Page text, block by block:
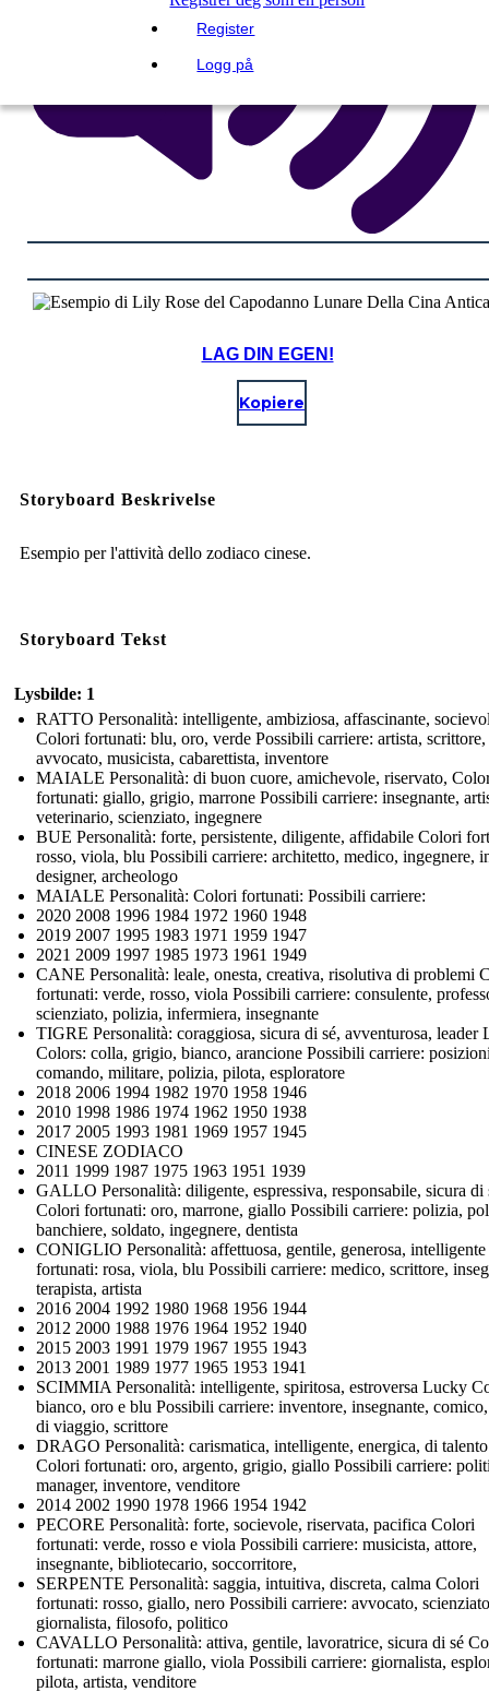
Register
Logg på
LAG DIN EGEN!
Kopiere
Storyboard Beskrivelse
Esempio per l'attività dello zodiaco cinese.
Storyboard Tekst
Lysbilde: 1
RATTO Personalità: intelligente, ambiziosa, affascinante,
Colori fortunati: blu, oro, verde Possibili carriere: artista, scrittore,
avvocato, musicista, cabarettista, inventore
MAIALE Personalità: di buon cuore, amichevole, riservato,
fortunati: giallo, grigio, marrone Possibili carriere: insegnante,
veterinario, scienziato, ingegnere
BUE Personalità: forte, persistente, diligente, affidabile Colori
rosso, viola, blu Possibili carriere: architetto, medico, ingegnere,
designer, archeologo
MAIALE Personalità: Colori fortunati: Possibili carriere:
2020 2008 1996 1984 1972 1960 1948
2019 2007 1995 1983 1971 1959 1947
2021 2009 1997 1985 1973 1961 1949
CANE Personalità: leale, onesta, creativa, risolutiva di problemi
fortunati: verde, rosso, viola Possibili carriere: consulente,
scienziato, polizia, infermiera, insegnante
TIGRE Personalità: coraggiosa, sicura di sé, avventurosa, leader
Colors: colla, grigio, bianco, arancione Possibili carriere:
comando, militare, polizia, pilota, esploratore
2018 2006 1994 1982 1970 1958 1946
2010 1998 1986 1974 1962 1950 1938
2017 2005 1993 1981 1969 1957 1945
CINESE ZODIACO
2011 1999 1987 1975 1963 1951 1939
GALLO Personalità: diligente, espressiva, responsabile, sicura di
Colori fortunati: oro, marrone, giallo Possibili carriere: polizia,
banchiere, soldato, ingegnere, dentista
CONIGLIO Personalità: affettuosa, gentile, generosa,
fortunati: rosa, viola, blu Possibili carriere: medico, scrittore,
terapista, artista
2016 2004 1992 1980 1968 1956 1944
2012 2000 1988 1976 1964 1952 1940
2015 2003 1991 1979 1967 1955 1943
2013 2001 1989 1977 1965 1953 1941
SCIMMIA Personalità: intelligente, spiritosa, estroversa Lucky
bianco, oro e blu Possibili carriere: inventore, insegnante,
di viaggio, scrittore
DRAGO Personalità: carismatica, intelligente, energica, di talento
Colori fortunati: oro, argento, grigio, giallo Possibili carriere:
manager, inventore, venditore
2014 2002 1990 1978 1966 1954 1942
PECORE Personalità: forte, socievole, riservata, pacifica Colori
fortunati: verde, rosso e viola Possibili carriere: musicista, attore,
insegnante, bibliotecario, soccorritore,
SERPENTE Personalità: saggia, intuitiva, discreta, calma Colori
fortunati: rosso, giallo, nero Possibili carriere: avvocato,
giornalista, filosofo, politico
CAVALLO Personalità: attiva, gentile, lavoratrice, sicura di sé
fortunati: marrone giallo, viola Possibili carriere: giornalista,
pilota, artista, venditore